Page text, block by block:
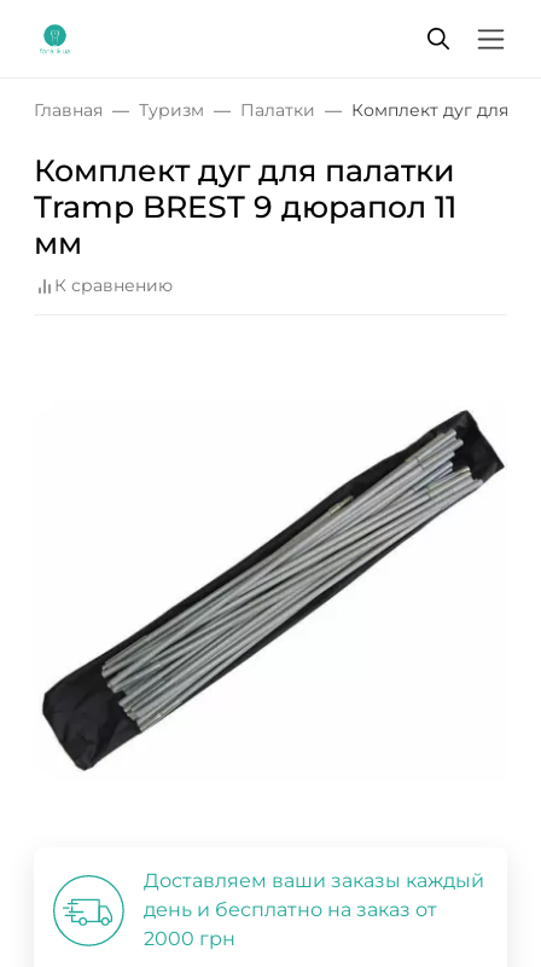
Главная Туризм Палатки Комплект дуг для
Комплект дуг для палатки
Tramp BREST 9 дюрапол 11
мм
К сравнению
Доставляем ваши заказы каждый
день и бесплатно на заказ от
2000 грн